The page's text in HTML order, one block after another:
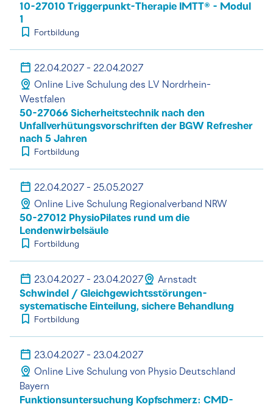
10-27010 Triggerpunkt-Therapie IMTT® - Modul
1
Fortbildung
22.04.2027 - 22.04.2027
Online Live Schulung des LV Nordrhein-
Westfalen
50-27066 Sicherheitstechnik nach den
Unfallverhütungsvorschriften der BGW Refresher
nach 5 Jahren
Fortbildung
22.04.2027 - 25.05.2027
Online Live Schulung Regionalverband NRW
50-27012 PhysioPilates rund um die
Lendenwirbelsäule
Fortbildung
23.04.2027 - 23.04.2027 Arnstadt
Schwindel / Gleichgewichtsstörungen-
systematische Einteilung, sichere Behandlung
Fortbildung
23.04.2027 - 23.04.2027
Online Live Schulung von Physio Deutschland
Bayern
Funktionsuntersuchung Kopfschmerz: CMD-